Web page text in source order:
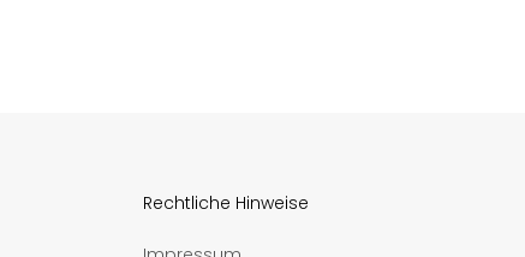
Rechtliche Hinweise